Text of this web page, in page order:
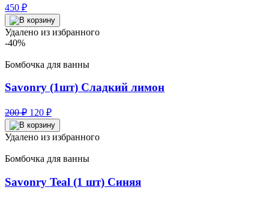
450 ₽
Удалено из избранного
-40%
Бомбочка для ванны
Savonry (1шт) Сладкий лимон
200₽ Первоначальная
цена
составляла
120 ₽Текущая
цена:
120 ₽.
Удалено из избранного
Бомбочка для ванны
Savonry Teal (1 шт) Синяя